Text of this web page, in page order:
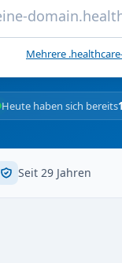
Mehrere
Heute haben sich bereits
Seit 29 Jahren